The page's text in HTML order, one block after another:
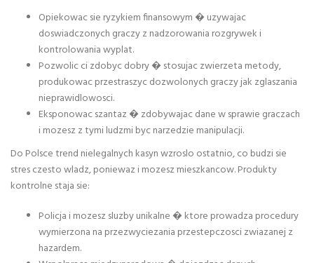
Opiekowac sie ryzykiem finansowym � uzywajac
doswiadczonych graczy z nadzorowania rozgrywek i
kontrolowania wyplat.
Pozwolic ci zdobyc dobry � stosujac zwierzeta metody,
produkowac przestraszyc dozwolonych graczy jak zglaszania
nieprawidlowosci.
Eksponowac szantaz � zdobywajac dane w sprawie graczach
i mozesz z tymi ludzmi byc narzedzie manipulacji.
Do Polsce trend nielegalnych kasyn wzroslo ostatnio, co budzi sie
stres czesto wladz, poniewaz i mozesz mieszkancow. Produkty
kontrolne staja sie:
Policja i mozesz sluzby unikalne � ktore prowadza procedury
wymierzona na przezwyciezania przestepczosci zwiazanej z
hazardem.